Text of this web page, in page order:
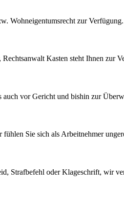
Wohneigentumsrecht zur
Kasten steht Ihnen zur
vor Gericht und bishin zur
Sie sich als Arbeitnehmer
Strafbefehl oder Klageschrift, wir